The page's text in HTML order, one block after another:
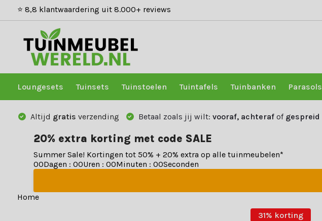
⭐ 8,8 klantwaardering uit 8.000+ reviews
Loungesets Tuinsets Tuinstoelen Tuintafels Tuinbanken Parasols
Altijd gratis verzending Betaal zoals jij wilt: vooraf, achteraf of gespreid
20% extra korting met code SALE
Summer Sale! Kortingen tot 50% + 20% extra op alle tuinmeubelen*
00Dagen : 00Uren : 00Minuten : 00Seconden
Home
31% korting